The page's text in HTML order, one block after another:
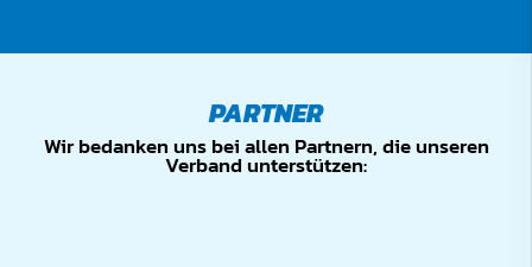
PARTNER
Wir bedanken uns bei allen Partnern, die unseren
Verband unterstützen: